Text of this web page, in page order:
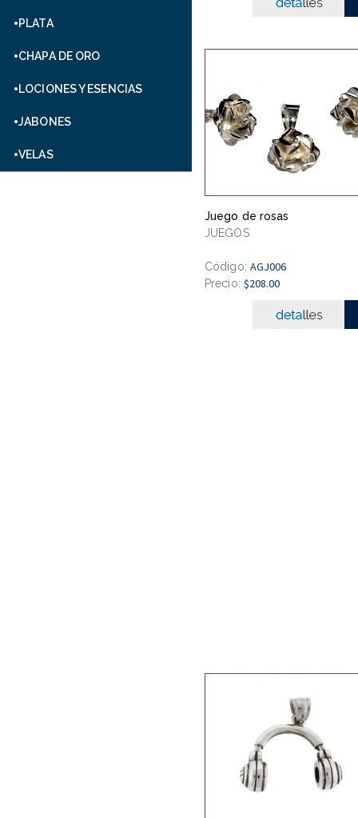
PLATA
CHAPA DE ORO
LOCIONES Y ESENCIAS
JABONES
VELAS
Juego de rosas
JUEGOS
Código: AGJ006
Precio: $208.00